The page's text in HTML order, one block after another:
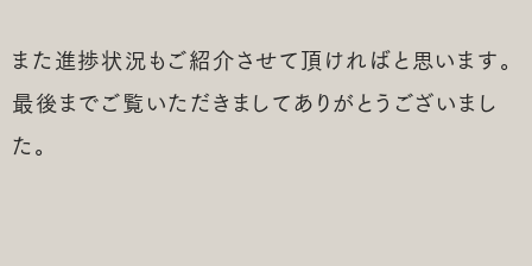
また進捗状況もご紹介させて頂ければと思います。
最後までご覧いただきましてありがとうございまし
た。